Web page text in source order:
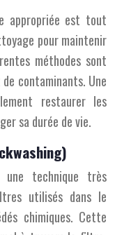
appropriée est tout
pour maintenir
méthodes sont
contaminants. Une
restaurer les
sa durée de vie.
technique très
utilisés dans le
chimiques. Cette